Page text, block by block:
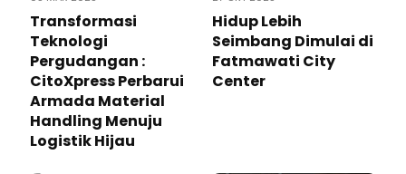
Transformasi
Teknologi
Pergudangan :
CitoXpress Perbarui
Armada Material
Handling Menuju
Logistik Hijau
Hidup Lebih
Seimbang Dimulai di
Fatmawati City
Center